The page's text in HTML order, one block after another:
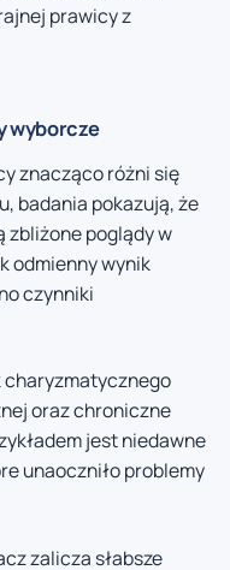
prawicy z
wyborcze
znacząco różni się
badania pokazują, że
zbliżone poglądy w
odmienny wynik
czynniki
charyzmatycznego
oraz chroniczne
jest niedawne
unaoczniło problemy
zalicza słabsze